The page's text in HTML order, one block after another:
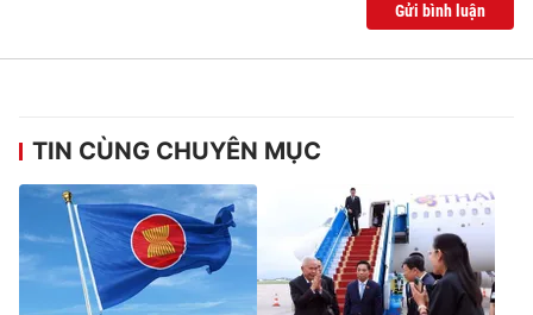
Gửi bình luận
TIN CÙNG CHUYÊN MỤC